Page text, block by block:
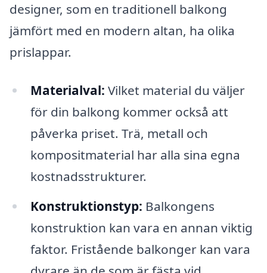
designer, som en traditionell balkong
jämfört med en modern altan, ha olika
prislappar.
Materialval: Vilket material du väljer
för din balkong kommer också att
påverka priset. Trä, metall och
kompositmaterial har alla sina egna
kostnadsstrukturer.
Konstruktionstyp: Balkongens
konstruktion kan vara en annan viktig
faktor. Fristående balkonger kan vara